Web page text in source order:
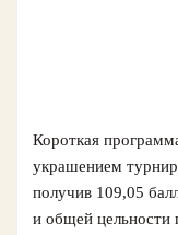
Короткая
украшением
получив 109,05
и общей цельности